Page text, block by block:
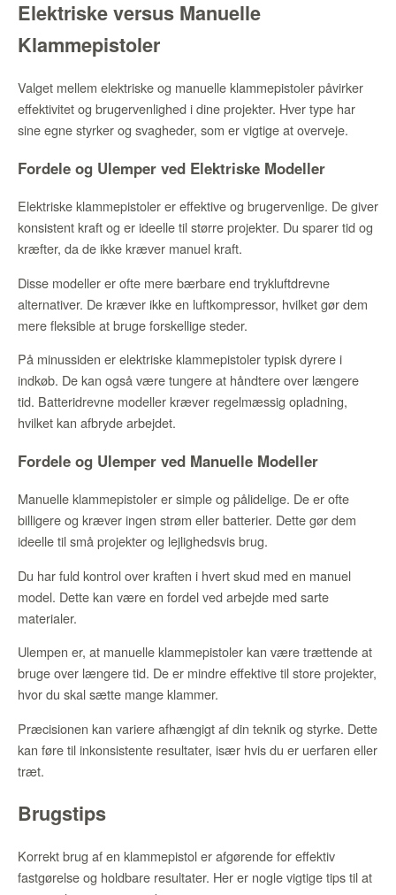
Elektriske versus Manuelle
Klammepistoler
Valget mellem elektriske og manuelle klammepistoler påvirker
effektivitet og brugervenlighed i dine projekter. Hver type har
sine egne styrker og svagheder, som er vigtige at overveje.
Fordele og Ulemper ved Elektriske Modeller
Elektriske klammepistoler er effektive og brugervenlige. De giver
konsistent kraft og er ideelle til større projekter. Du sparer tid og
kræfter, da de ikke kræver manuel kraft.
Disse modeller er ofte mere bærbare end trykluftdrevne
alternativer. De kræver ikke en luftkompressor, hvilket gør dem
mere fleksible at bruge forskellige steder.
På minussiden er elektriske klammepistoler typisk dyrere i
indkøb. De kan også være tungere at håndtere over længere
tid. Batteridrevne modeller kræver regelmæssig opladning,
hvilket kan afbryde arbejdet.
Fordele og Ulemper ved Manuelle Modeller
Manuelle klammepistoler er simple og pålidelige. De er ofte
billigere og kræver ingen strøm eller batterier. Dette gør dem
ideelle til små projekter og lejlighedsvis brug.
Du har fuld kontrol over kraften i hvert skud med en manuel
model. Dette kan være en fordel ved arbejde med sarte
materialer.
Ulempen er, at manuelle klammepistoler kan være trættende at
bruge over længere tid. De er mindre effektive til store projekter,
hvor du skal sætte mange klammer.
Præcisionen kan variere afhængigt af din teknik og styrke. Dette
kan føre til inkonsistente resultater, især hvis du er uerfaren eller
træt.
Brugstips
Korrekt brug af en klammepistol er afgørende for effektiv
fastgørelse og holdbare resultater. Her er nogle vigtige tips til at